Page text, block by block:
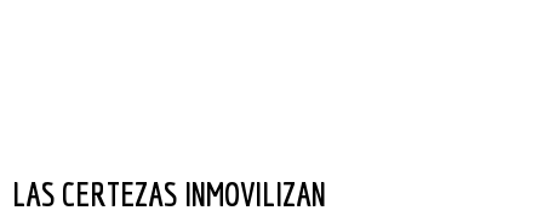
LAS CERTEZAS INMOVILIZAN